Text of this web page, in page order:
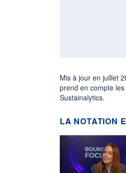
Mis à jour en juillet
prend en compte
Sustainalytics.
LA NOTATION